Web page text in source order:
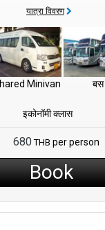
यात्रा विवरण
Minivan बस
इकोनॉमी क्लास
680 THB per person
Book